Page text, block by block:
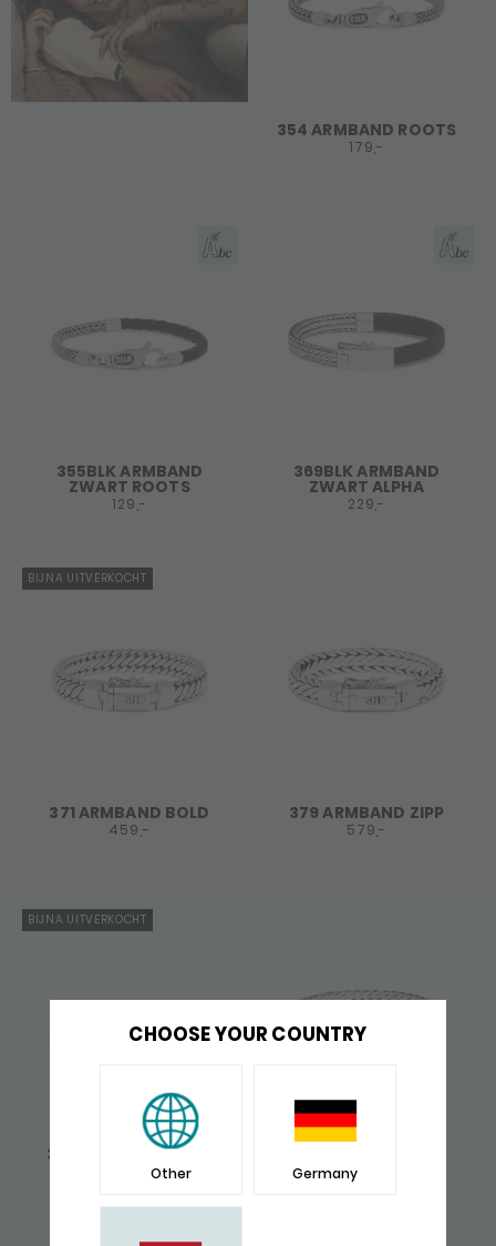
CHOOSE YOUR COUNTRY
Other Germany
354 ARMBAND ROOTS
179,-
355BLK ARMBAND
ZWART ROOTS
129,-
369BLK ARMBAND
ZWART ALPHA
229,-
BIJNA UITVERKOCHT
371 ARMBAND BOLD
459,-
379 ARMBAND ZIPP
579,-
BIJNA UITVERKOCHT
394 ARMBAND BOLD
CHEVRON
379,-